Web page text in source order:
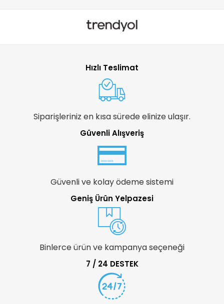
Hızlı Teslimat
Siparişleriniz en kısa sürede elinize ulaşır.
Güvenli Alışveriş
Güvenli ve kolay ödeme sistemi
Geniş Ürün Yelpazesi
Binlerce ürün ve kampanya seçeneği
7 / 24 DESTEK